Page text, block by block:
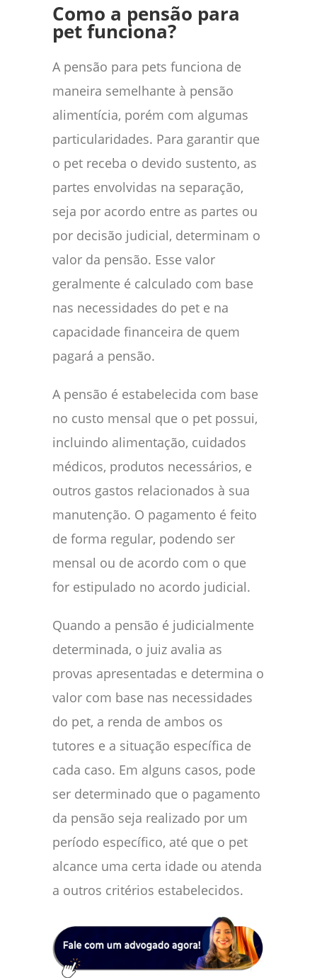
Como a pensão para
pet funciona?
A pensão para pets funciona de
maneira semelhante à pensão
alimentícia, porém com algumas
particularidades. Para garantir que
o pet receba o devido sustento, as
partes envolvidas na separação,
seja por acordo entre as partes ou
por decisão judicial, determinam o
valor da pensão. Esse valor
geralmente é calculado com base
nas necessidades do pet e na
capacidade financeira de quem
pagará a pensão.
A pensão é estabelecida com base
no custo mensal que o pet possui,
incluindo alimentação, cuidados
médicos, produtos necessários, e
outros gastos relacionados à sua
manutenção. O pagamento é feito
de forma regular, podendo ser
mensal ou de acordo com o que
for estipulado no acordo judicial.
Quando a pensão é judicialmente
determinada, o juiz avalia as
provas apresentadas e determina o
valor com base nas necessidades
do pet, a renda de ambos os
tutores e a situação específica de
cada caso. Em alguns casos, pode
ser determinado que o pagamento
da pensão seja realizado por um
período específico, até que o pet
alcance uma certa idade ou atenda
a outros critérios estabelecidos.